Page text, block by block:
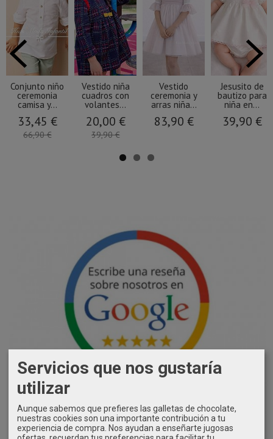
Conjunto niño
ceremonia
camisa y...
33,45 €
66,90 €
Vestido niña
cuadros con
volantes...
20,00 €
39,90 €
Vestido
ceremonia y
arras niña...
83,90 €
Jesusito de
bautizo para
niña en...
39,90 €
Servicios que nos gustaría
utilizar
Aunque sabemos que prefieres las galletas de chocolate,
nuestras cookies son una importante contribución a tu
experiencia de compra. Nos ayudan a enseñarte jugosas